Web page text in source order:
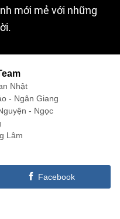
mới mẻ với những
Nhật
- Ngân Giang
- Ngọc
Lâm
Facebook